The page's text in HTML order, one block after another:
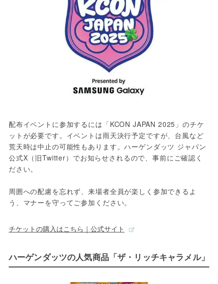
配布イベントに参加するには「KCON JAPAN 2025」のチケ
ットが必要です。イベントは雨天決行予定ですが、台風など
荒天時は中止の可能性もあります。ハーゲンダッツ ジャパン
公式X（旧Twitter）でお知らせされるので、事前にご確認く
ださい。
周囲への配慮を忘れず、来場者全員が楽しく参加できるよ
う、マナーを守ってご参加ください。
チケットの購入はこちら｜公式サイト
ハーゲンダッツの人気商品「ザ・リッチキャラメル」